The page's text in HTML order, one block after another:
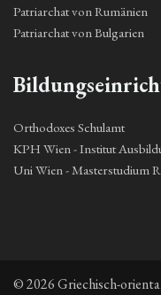
Patriarchat von Rumänien
Patriarchat von Bulgarien
Orthodoxes Schulamt
KPH Wien - Institut
Uni Wien - Masterstudium
© 2026 Griechisch-